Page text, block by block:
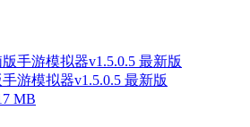
游模拟器v1.5.0.5 最新版
MB